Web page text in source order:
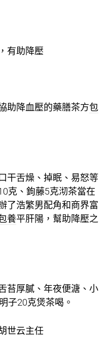
有助降壓
助降血壓的藥膳茶方包
干舌燥、掉眠、易怒等
克、鉤藤5克沏茶當在
了浩繁男配角和商界富
養平肝陽，幫助降壓之
苔厚膩、年夜便溏、小
子20克煲茶喝。
世云主任